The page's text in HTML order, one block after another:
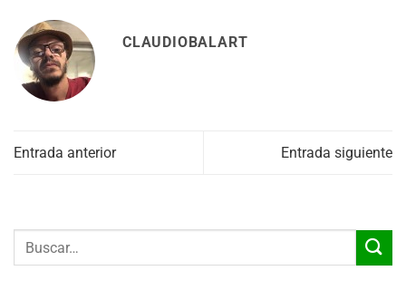
CLAUDIOBALART
Entrada anterior Entrada siguiente